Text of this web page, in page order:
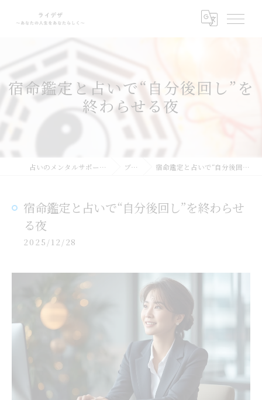
宿命鑑定と占いで“自分後回し”を
終わらせる夜
占いのメンタルサポートならライデザ ブログ 宿命鑑定と占いで“自分後回し”を終わらせる夜
宿命鑑定と占いで“自分後回し”を終わらせ
る夜
2025/12/28